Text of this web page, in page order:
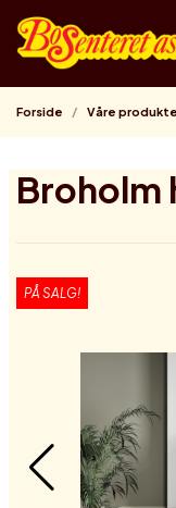
Forside Våre
Broholm
PÅ SALG!